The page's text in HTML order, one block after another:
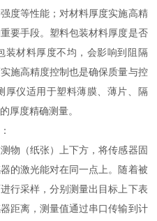
度等性能；对材料厚度实施高精
要手段。塑料包装材料厚度是否
装材料厚度不均，会影响到阻隔
施高精度控制也是确保质量与控
厚仪适用于塑料薄膜、薄片、隔
厚度精确测量。
（纸张）上下方，将传感器固
的激光能对在同一点上。随着被
行采样，分别测量出目标上下表
距离，测量值通过串口传输到计